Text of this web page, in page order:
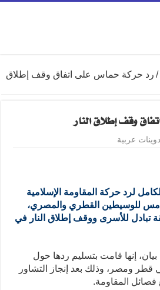
/ رد حركة حماس على اتفاق وقف إطلاق
وقف إطلاق النار
عربية
النص الكامل لرد حركة المقاومة الإسلامية
للوسيطين القطري والمصري،
تبادل للأسرى ووقف إطلاق النار في
إنها قامت بتسليم ردها حول
قطر ومصر، وذلك بعد إنجاز التشاور
فصائل المقاومة.